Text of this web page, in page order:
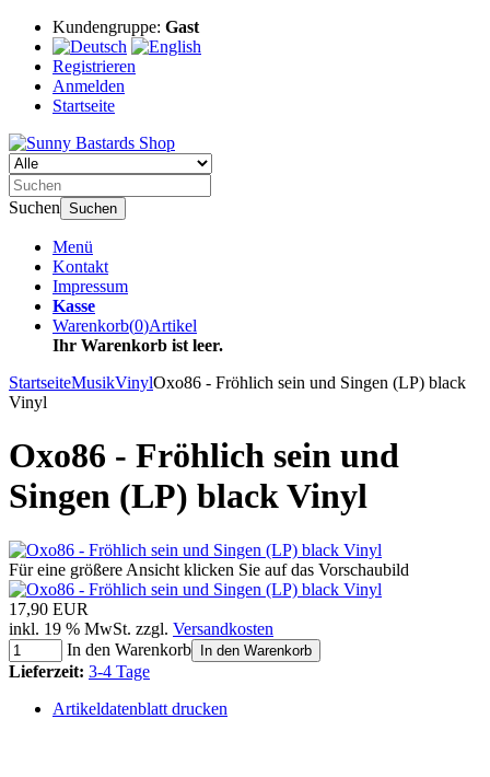
Kundengruppe: Gast
Registrieren
Anmelden
Startseite
Suchen Suchen
Menü
Kontakt
Impressum
Kasse
Warenkorb(0)Artikel
Ihr Warenkorb ist leer.
StartseiteMusikVinylOxo86 - Fröhlich sein und Singen (LP) black
Vinyl
Oxo86 - Fröhlich sein und
Singen (LP) black Vinyl
Für eine größere Ansicht klicken Sie auf das Vorschaubild
17,90 EUR
inkl. 19 % MwSt. zzgl. Versandkosten
In den Warenkorb
In den Warenkorb
Lieferzeit: 3-4 Tage
Artikeldatenblatt drucken